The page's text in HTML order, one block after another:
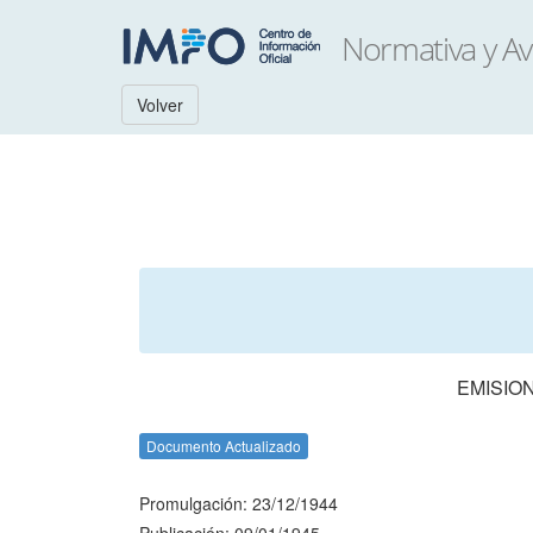
Volver
Documento Actualizado
Promulgación: 23/12/1944